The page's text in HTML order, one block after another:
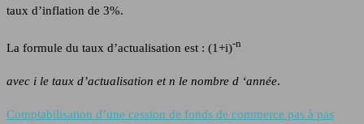
taux d’inflation de 3%.
La formule du taux d’actualisation est : (1+i)-n
avec i le taux d’actualisation et n le nombre d ‘année.
Comptabilisation d’une cession de fonds de commerce pas à pas